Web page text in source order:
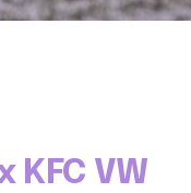
KFC VW